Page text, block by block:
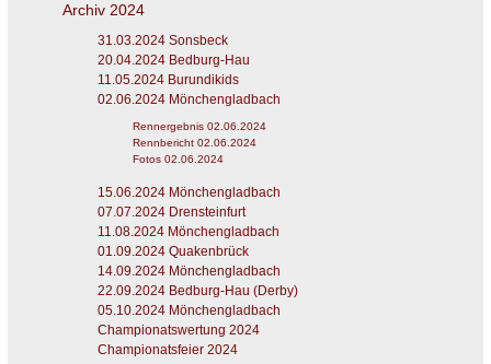
Archiv 2024
31.03.2024 Sonsbeck
20.04.2024 Bedburg-Hau
11.05.2024 Burundikids
02.06.2024 Mönchengladbach
Rennergebnis 02.06.2024
Rennbericht 02.06.2024
Fotos 02.06.2024
15.06.2024 Mönchengladbach
07.07.2024 Drensteinfurt
11.08.2024 Mönchengladbach
01.09.2024 Quakenbrück
14.09.2024 Mönchengladbach
22.09.2024 Bedburg-Hau (Derby)
05.10.2024 Mönchengladbach
Championatswertung 2024
Championatsfeier 2024